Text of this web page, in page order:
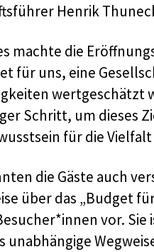
Henrik
machte die
für uns, eine
wertgeschätzt
Schritt, um dieses
für die
die Gäste auch
über das „Budget
vor.
unabhängige